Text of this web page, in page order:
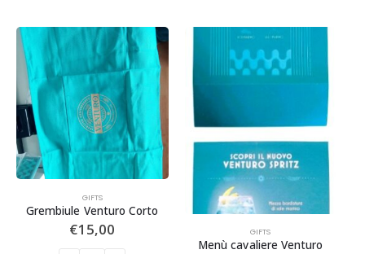
GIFTS
Grembiule Venturo Corto
€15,00 GIFTS
Menù cavaliere Venturo